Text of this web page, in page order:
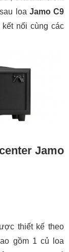
loa Jamo C9
nối cùng các
Jamo
thiết kế theo
gồm 1 củ loa